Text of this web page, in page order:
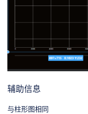
辅助信息
与柱形图相同